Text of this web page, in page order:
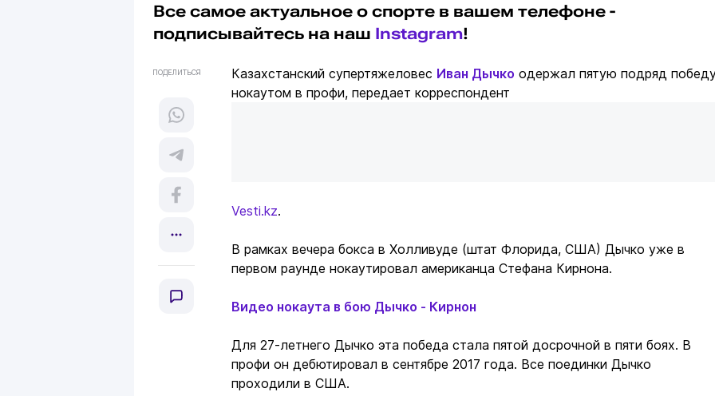
Все самое актуальное о спорте в вашем телефоне -
подписывайтесь на наш Instagram!
ПОДЕЛИТЬСЯ Казахстанский супертяжеловес Иван Дычко одержал пятую подряд
нокаутом в профи, передает корреспондент
Vesti.kz.
В рамках вечера бокса в Холливуде (штат Флорида, США) Дычко уже в
первом раунде нокаутировал американца Стефана Кирнона.
Видео нокаута в бою Дычко - Кирнон
Для 27-летнего Дычко эта победа стала пятой досрочной в пяти боях. В
профи он дебютировал в сентябре 2017 года. Все поединки Дычко
проходили в США.